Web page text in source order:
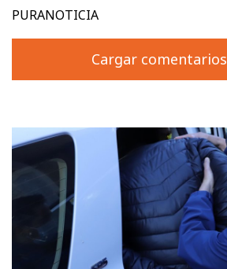
PURANOTICIA
Cargar comentarios